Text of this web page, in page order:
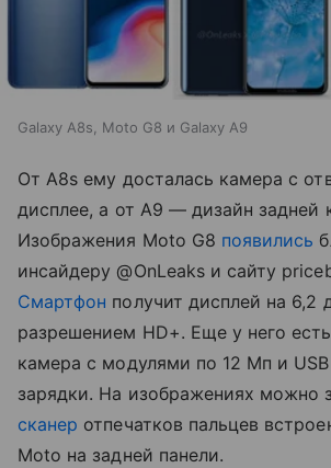
Galaxy A8s, Moto G8 и Galaxy A9
От A8s ему досталась камера с
дисплее, а от A9 — дизайн задней
Изображения Moto G8 появились
инсайдеру @OnLeaks и сайту
Смартфон получит дисплей на 6,2
разрешением HD+. Еще у него
камера с модулями по 12 Мп и
зарядки. На изображениях можно
сканер отпечатков пальцев
Moto на задней панели.